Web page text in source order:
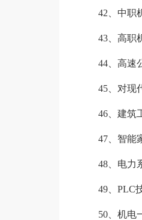
42、中职机
43、高职机
44、高速公
45、对现代
46、建筑工
47、智能家
48、电力系
49、PLC技
50、机电一